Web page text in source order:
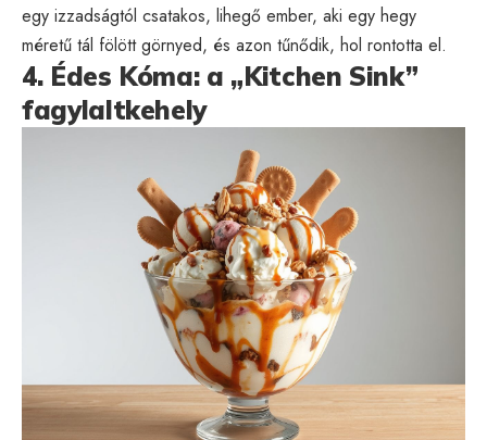
egy izzadságtól csatakos, lihegő ember, aki egy hegy
méretű tál fölött görnyed, és azon tűnődik, hol rontotta el.
4. Édes Kóma: a „Kitchen Sink”
fagylaltkehely